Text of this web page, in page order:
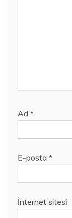
Ad *
E-posta *
İnternet sitesi